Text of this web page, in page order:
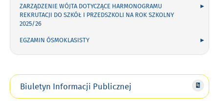
ZARZĄDZENIE WÓJTA DOTYCZĄCE HARMONOGRAMU
REKRUTACJI DO SZKÓŁ I PRZEDSZKOLI NA ROK SZKOLNY
2025/26
EGZAMIN ÓSMOKLASISTY
Biuletyn Informacji Publicznej